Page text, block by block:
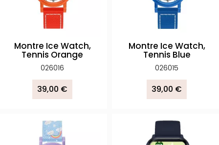
Montre Ice Watch,
Tennis Orange
026016
39,00 €
Montre Ice Watch,
Tennis Blue
026015
39,00 €